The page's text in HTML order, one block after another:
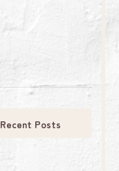
Recent Posts